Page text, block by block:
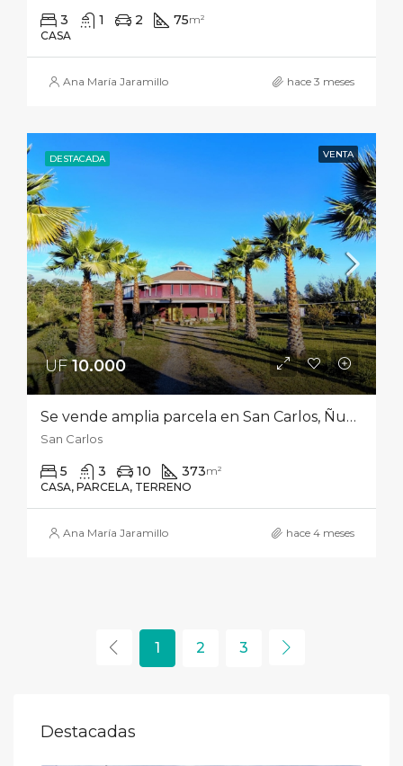
3 1 2 75m²
CASA
Ana María Jaramillo hace 3 meses
DESTACADA VENTA
UF10.000‎
Se vende amplia parcela en San Carlos, Ñuble, de 15.000 m² con sólida y luminosa casa de 350 m² construidos
San Carlos
5 3 10 373m²
CASA, PARCELA, TERRENO
Ana María Jaramillo hace 4 meses
1 2 3
Destacadas